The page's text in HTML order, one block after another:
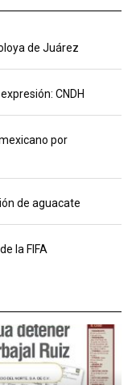
de Juárez
CNDH
por
de aguacate
la FIFA